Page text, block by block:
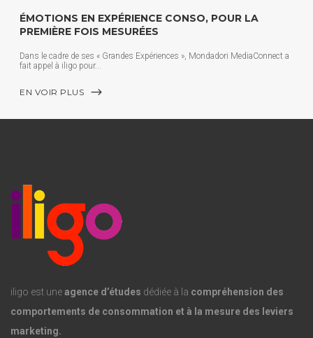
ÉMOTIONS EN EXPÉRIENCE CONSO, POUR LA
PREMIÈRE FOIS MESURÉES
Dans le cadre de ses « Grandes Expériences », Mondadori MediaConnect a
fait appel à iligo pour
EN VOIR PLUS
iligo est uneagence d’études dédiée à la compréhension des
comportements de consommation et à la mesure des leviers
marketing.